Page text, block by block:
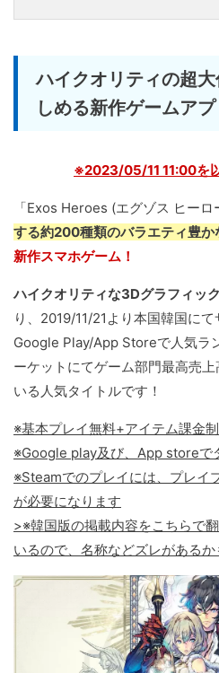
ハイクオリティの超
しめる新作ゲームアプ
※2023/05/11 11:00を
「Exos Heroes (エグゾス ヒーロ
する約200種類のバラエティ豊か
新作スマホゲーム！
ハイクオリティな3Dグラフィッ
り、2019/11/21より本国韓国にて
Google Play/App Storeで人気ラ
ーケットにてゲーム部門最高売
いる人気タイトルです！
※基本プレイ無料+アイテム課金制
※Google play及び、App storeで
※Steamでのプレイには、プレイ
が必要になります
>※韓国版の掲載内容をこちらで
いるので、名称などズレがある